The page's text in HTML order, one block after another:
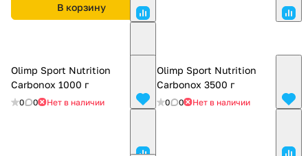
В корзину
Olimp Sport Nutrition
Carbonox 1000 г
0 0 Нет в наличии
Olimp Sport Nutrition
Carbonox 3500 г
0 0 Нет в наличии